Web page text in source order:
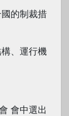
的制裁措
、運行機
會中選出